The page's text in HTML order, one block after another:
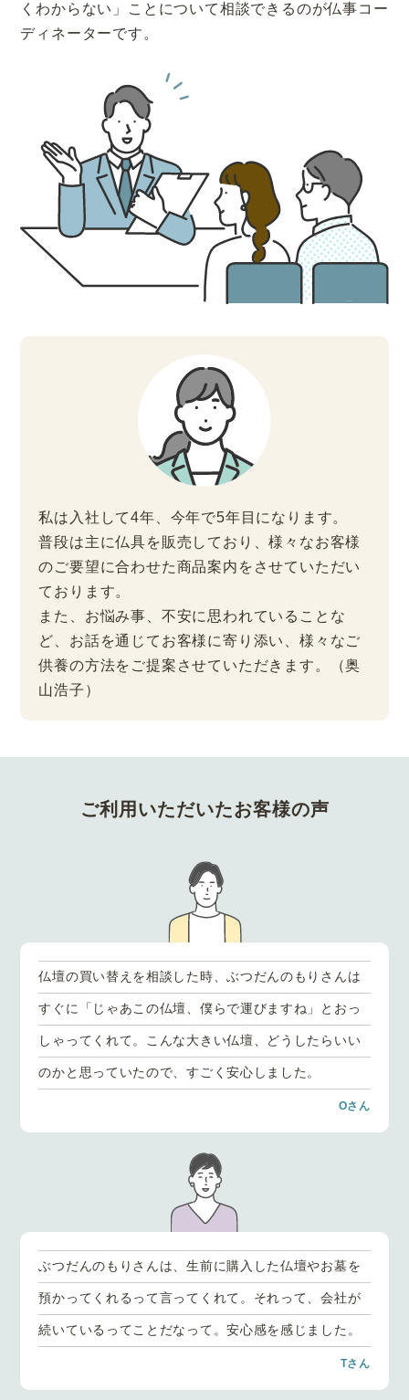
くわからない」ことについて相談できるのが仏事コー
ディネーターです。
私は入社して4年、今年で5年目になります。
普段は主に仏具を販売しており、様々なお客様
のご要望に合わせた商品案内をさせていただい
ております。
また、お悩み事、不安に思われていることな
ど、お話を通じてお客様に寄り添い、様々なご
供養の方法をご提案させていただきます。（奥
山浩子）
ご利用いただいたお客様の声
仏壇の買い替えを相談した時、ぶつだんのもりさんは
すぐに「じゃあこの仏壇、僕らで運びますね」とおっ
しゃってくれて。こんな大きい仏壇、どうしたらいい
のかと思っていたので、すごく安心しました。
Oさん
ぶつだんのもりさんは、生前に購入した仏壇やお墓を
預かってくれるって言ってくれて。それって、会社が
続いているってことだなって。安心感を感じました。
Tさん